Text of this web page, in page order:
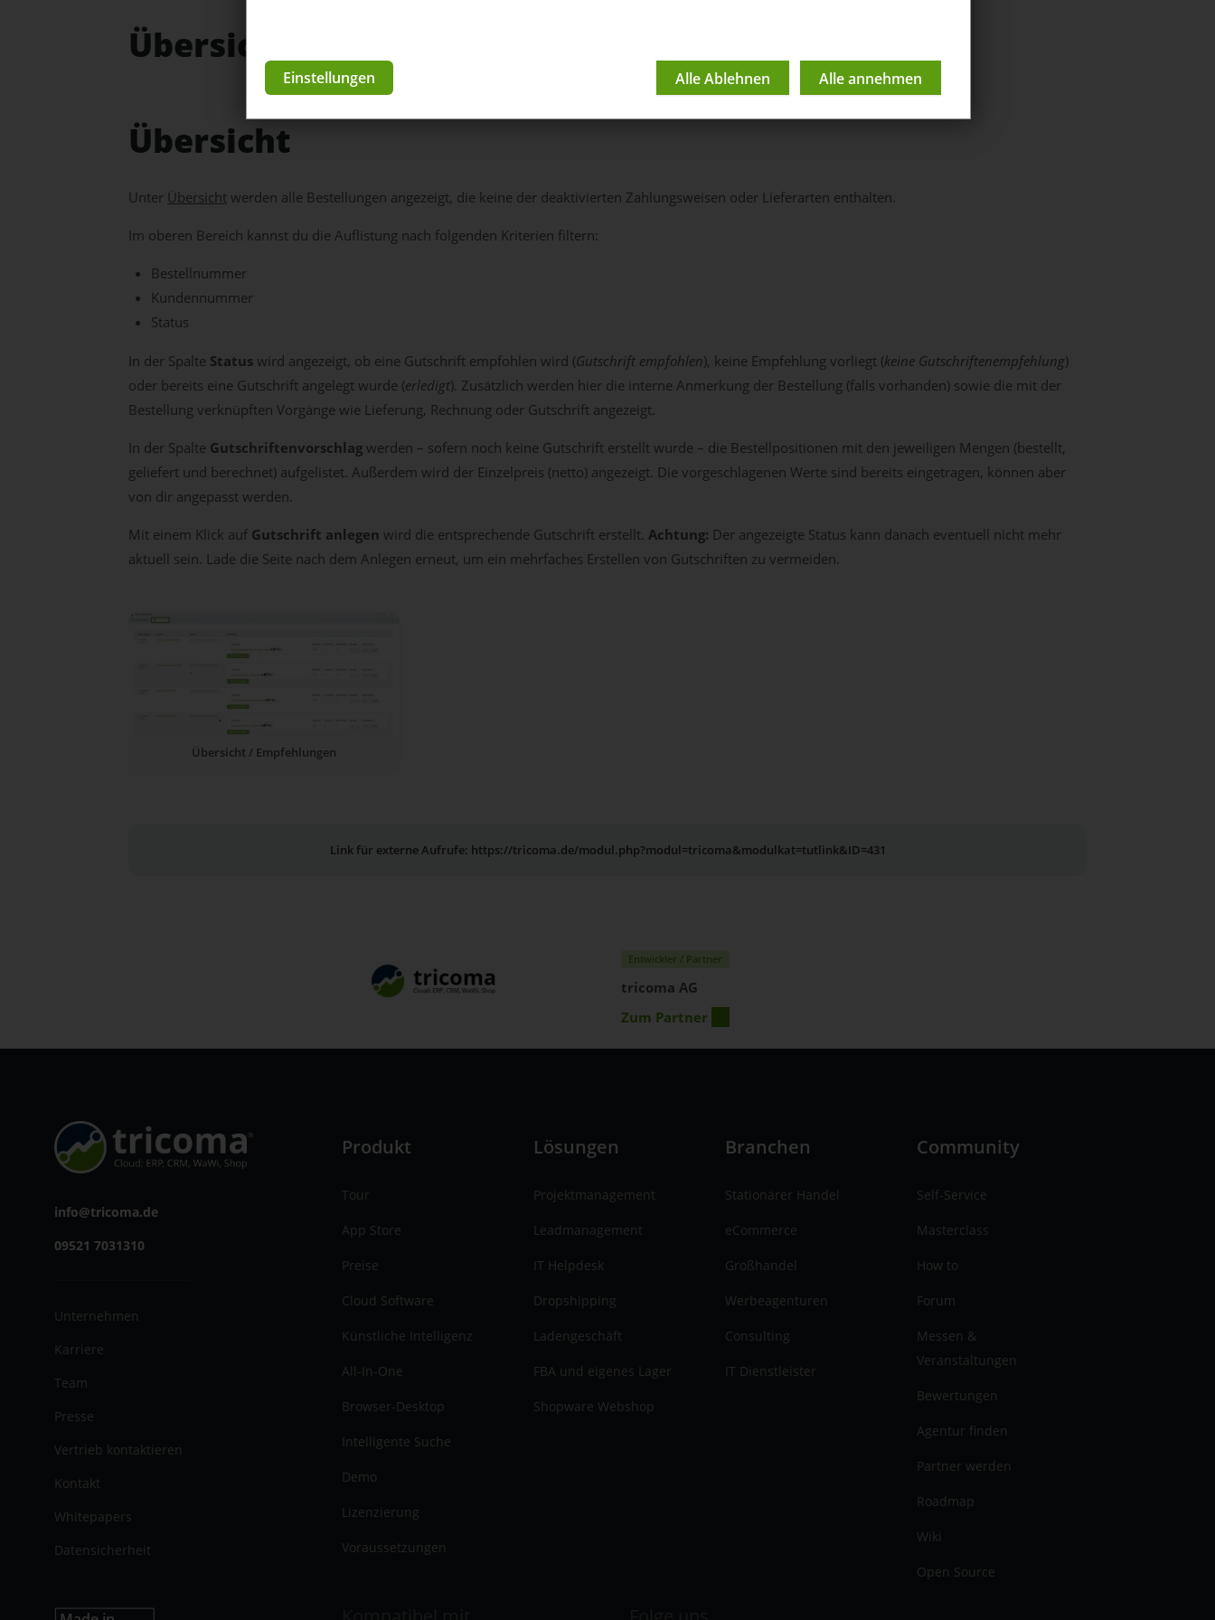
Übersicht / Empfehlungen
Übersicht
Unter Übersicht werden alle Bestellungen angezeigt, die keine der deaktivierten Zahlungsweisen oder Lieferarten enthalten.
Im oberen Bereich kannst du die Auflistung nach folgenden Kriterien filtern:
Bestellnummer
Kundennummer
Status
In der Spalte Status wird angezeigt, ob eine Gutschrift empfohlen wird (Gutschrift empfohlen), keine Empfehlung vorliegt (keine Gutschriftenempfehlung)
oder bereits eine Gutschrift angelegt wurde (erledigt). Zusätzlich werden hier die interne Anmerkung der Bestellung (falls vorhanden) sowie die mit der
Bestellung verknüpften Vorgänge wie Lieferung, Rechnung oder Gutschrift angezeigt.
In der Spalte Gutschriftenvorschlag werden – sofern noch keine Gutschrift erstellt wurde – die Bestellpositionen mit den jeweiligen Mengen (bestellt,
geliefert und berechnet) aufgelistet. Außerdem wird der Einzelpreis (netto) angezeigt. Die vorgeschlagenen Werte sind bereits eingetragen, können aber
von dir angepasst werden.
Mit einem Klick auf Gutschrift anlegen wird die entsprechende Gutschrift erstellt. Achtung: Der angezeigte Status kann danach eventuell nicht mehr
aktuell sein. Lade die Seite nach dem Anlegen erneut, um ein mehrfaches Erstellen von Gutschriften zu vermeiden.
Übersicht / Empfehlungen
Link für externe Aufrufe: https://tricoma.de/modul.php?modul=tricoma&modulkat=tutlink&ID=431
Entwickler / Partner
tricoma AG
Zum Partner
info@tricoma.de
09521 7031310
Unternehmen
Karriere
Team
Presse
Vertrieb kontaktieren
Kontakt
Whitepapers
Datensicherheit
Produkt
Tour
App Store
Preise
Cloud Software
Künstliche Intelligenz
All-In-One
Browser-Desktop
Intelligente Suche
Demo
Lizenzierung
Voraussetzungen
Lösungen
Projektmanagement
Leadmanagement
IT Helpdesk
Dropshipping
Ladengeschäft
FBA und eigenes Lager
Shopware Webshop
Branchen
Stationärer Handel
eCommerce
Großhandel
Werbeagenturen
Consulting
IT Dienstleister
Community
Self-Service
Masterclass
How to
Forum
Messen &
Veranstaltungen
Bewertungen
Agentur finden
Partner werden
Roadmap
Wiki
Open Source
Einstellungen